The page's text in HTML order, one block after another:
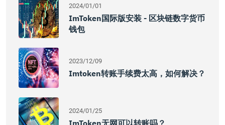
2024/01/01
ImToken国际版安装 - 区块链数字货币
钱包
2023/12/09
Imtoken转账手续费太高，如何解决？
2024/01/25
ImToken无网可以转账吗？